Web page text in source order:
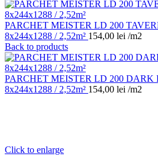
PARCHET MEISTER LD 200
8x244x1288 / 2,52m² 154,00 lei /m2
Back to products
PARCHET MEISTER LD 200 DARK
8x244x1288 / 2,52m² 154,00 lei /m2
Click to enlarge